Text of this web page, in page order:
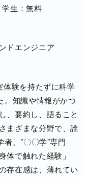
生：無料
ドエンジニア
験を持たずに科学
。知識や情報がかつ
、要約し、語ること
まざまな分野で、誰
、”〇〇学”専門
体で触れた経験」
存在感は、薄れてい